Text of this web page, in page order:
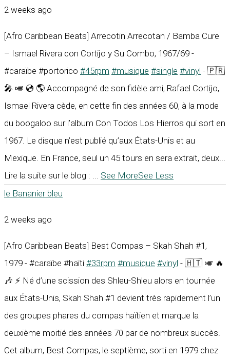
2 weeks ago
[Afro Caribbean Beats] Arrecotin Arrecotan / Bamba Cure
– Ismael Rivera con Cortijo y Su Combo, 1967/69 -
#caraïbe #portorico #45rpm #musique #single #vinyl - 🇵🇷
🎤 🎺 💿 🌎 Accompagné de son fidèle ami, Rafael Cortijo,
Ismael Rivera cède, en cette fin des années 60, à la mode
du boogaloo sur l’album Con Todos Los Hierros qui sort en
1967. Le disque n’est publié qu’aux États-Unis et au
Mexique. En France, seul un 45 tours en sera extrait, deux...
Lire la suite sur le blog : ... See MoreSee Less
le Bananier bleu
2 weeks ago
[Afro Caribbean Beats] Best Compas – Skah Shah #1,
1979 - #caraïbe #haïti #33rpm #musique #vinyl - 🇭🇹 🎺 🔥
🎶 ⚡ Né d’une scission des Shleu-Shleu alors en tournée
aux États-Unis, Skah Shah #1 devient très rapidement l’un
des groupes phares du compas haïtien et marque la
deuxième moitié des années 70 par de nombreux succès.
Cet album, Best Compas, le septième, sorti en 1979 chez